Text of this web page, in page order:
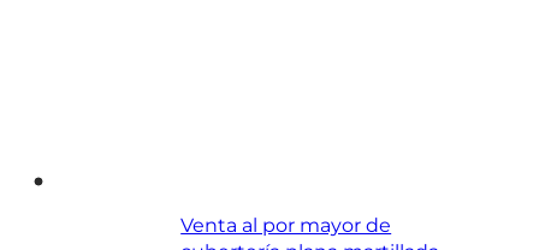
Venta al por mayor de